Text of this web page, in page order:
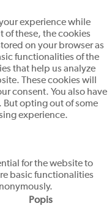
experience while
of these, the cookies
on your browser as
functionalities of the
that help us analyze
These cookies will
consent. You also have
opting out of some
experience.
for the website to
basic functionalities
Popis